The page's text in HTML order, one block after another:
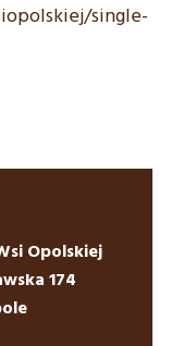
single-
Opolskiej
174